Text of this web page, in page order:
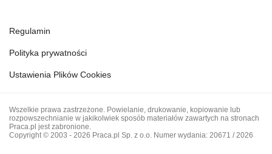
Regulamin
Polityka prywatności
Ustawienia Plików Cookies
Wszelkie prawa zastrzeżone. Powielanie, drukowanie, kopiowanie lub
rozpowszechnianie w jakikolwiek sposób materiałów zawartych na stronach
Praca.pl jest zabronione.
Copyright © 2003 - 2026 Praca.pl Sp. z o.o. Numer wydania: 20671 / 2026